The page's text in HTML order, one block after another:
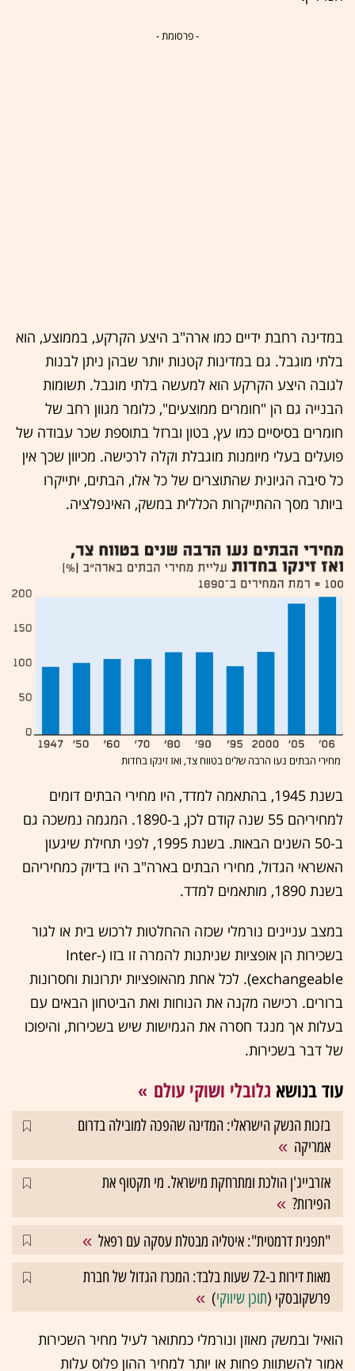
- פרסומת -
במדינה רחבת ידיים כמו ארה"ב היצע הקרקע, בממוצע, הוא
בלתי מוגבל. גם במדינות קטנות יותר שבהן ניתן לבנות
לגובה היצע הקרקע הוא למעשה בלתי מוגבל. תשומות
הבנייה גם הן "חומרים ממוצעים", כלומר מגוון רחב של
חומרים בסיסיים כמו עץ, בטון וברזל בתוספת שכר עבודה של
פועלים בעלי מיומנות מוגבלת וקלה לרכישה. מכיוון שכך אין
כל סיבה הגיונית שהתוצרים של כל אלו, הבתים, יתייקרו
ביותר מסך ההתייקרות הכללית במשק, האינפלציה.
מחירי הבתים נעו הרבה שלים בטווח צד, ואז זינקו בחדות
בשנת 1945, בהתאמה למדד, היו מחירי הבתים דומים
למחיריהם 55 שנה קודם לכן, ב-1890. המגמה נמשכה גם
ב-50 השנים הבאות. בשנת 1995, לפני תחילת שיגעון
האשראי הגדול, מחירי הבתים בארה"ב היו בדיוק כמחיריהם
בשנת 1890, מותאמים למדד.
במצב עניינים נורמלי שכזה ההחלטות לרכוש בית או לגור
בשכירות הן אופציות שניתנות להמרה זו בזו (Inter-
exchangeable). לכל אחת מהאופציות יתרונות וחסרונות
ברורים. רכישה מקנה את הנוחות ואת הביטחון הבאים עם
בעלות אך מנגד חסרה את הגמישות שיש בשכירות, והיפוכו
של דבר בשכירות.
עוד בנושא גלובלי ושוקי עולם
בזכות הנשק הישראלי: המדינה שהפכה למובילה בדרום
אמריקה
אזרבייג'ן הולכת ומתרחקת מישראל. מי תקטוף את
הפירות?
"תפנית דרמטית": איטליה מבטלת עסקה עם רפאל
מאות דירות ב-72 שעות בלבד: המכרז הגדול של חברת
פרשקובסקי (תוכן שיווקי)
הואיל ובמשק מאוזן ונורמלי כמתואר לעיל מחיר השכירות
אמור להשתוות פחות או יותר למחיר ההון פלוס עלות